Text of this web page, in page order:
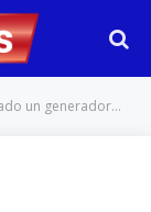
DM falso que es fácil de usar